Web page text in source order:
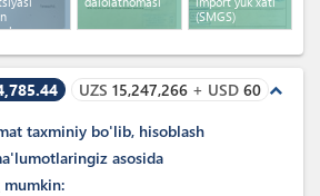
(SMGS)
UZS 15,247,266 + USD 60 expand_less
taxminiy bo'lib, hisoblash
asosida
mumkin: